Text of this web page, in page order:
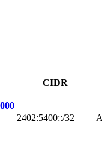
CIDR
2402:5400::/32